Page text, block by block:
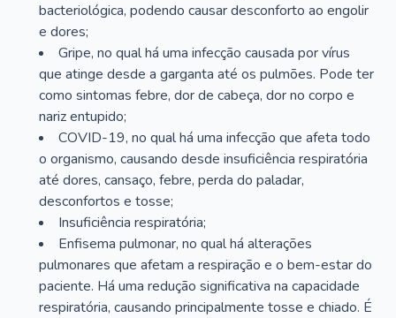
bacteriológica, podendo causar desconforto ao engolir
e dores;
Gripe, no qual há uma infecção causada por vírus
que atinge desde a garganta até os pulmões. Pode ter
como sintomas febre, dor de cabeça, dor no corpo e
nariz entupido;
COVID-19, no qual há uma infecção que afeta todo
o organismo, causando desde insuficiência respiratória
até dores, cansaço, febre, perda do paladar,
desconfortos e tosse;
Insuficiência respiratória;
Enfisema pulmonar, no qual há alterações
pulmonares que afetam a respiração e o bem-estar do
paciente. Há uma redução significativa na capacidade
respiratória, causando principalmente tosse e chiado. É